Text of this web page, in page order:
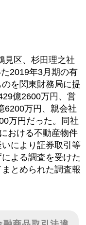
見区、杉田理之社
2019年3月期の有
を関東財務局に提
億2600万円、営
6200万円、親会社
万円だった。同社
おける不動産物件
により証券取引等
よる調査を受けた
とめられた調査報